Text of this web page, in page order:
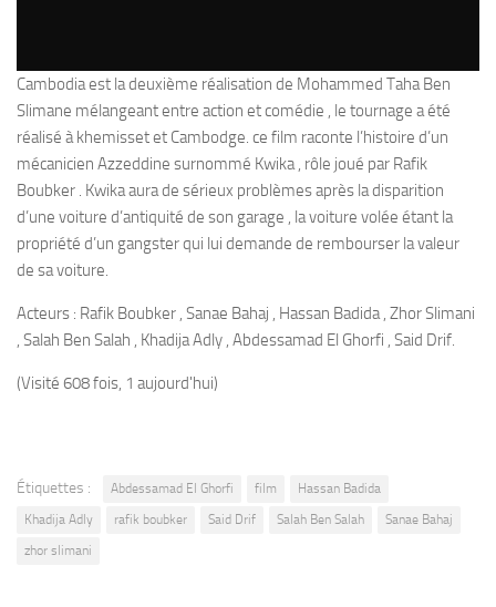
Cambodia est la deuxième réalisation de Mohammed Taha Ben
Slimane mélangeant entre action et comédie , le tournage a été
réalisé à khemisset et Cambodge. ce film raconte l’histoire d’un
mécanicien Azzeddine surnommé Kwika , rôle joué par Rafik
Boubker . Kwika aura de sérieux problèmes après la disparition
d’une voiture d’antiquité de son garage , la voiture volée étant la
propriété d’un gangster qui lui demande de rembourser la valeur
de sa voiture.
Acteurs : Rafik Boubker , Sanae Bahaj , Hassan Badida , Zhor Slimani
, Salah Ben Salah , Khadija Adly , Abdessamad El Ghorfi , Said Drif.
(Visité 608 fois, 1 aujourd'hui)
Étiquettes : Abdessamad El Ghorfi film
Hassan Badida
Khadija Adly
rafik boubker Said Drif Salah Ben Salah
Sanae Bahaj
zhor slimani